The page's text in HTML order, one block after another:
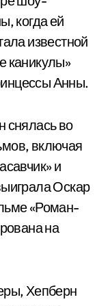
когда ей
известной
каникулы»
Анны.
снялась во
включая
и
Оскар
«Роман-
на
Хепберн